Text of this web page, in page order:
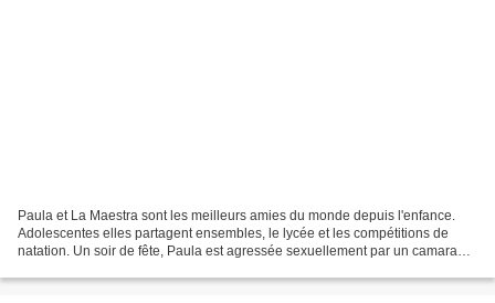
Paula et La Maestra sont les meilleurs amies du monde depuis l'enfance.
Adolescentes elles partagent ensembles, le lycée et les compétitions de
natation. Un soir de fête, Paula est agressée sexuellement par un camarade